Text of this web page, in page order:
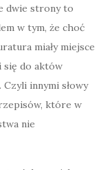
dwie strony to
w tym, że choć
miały miejsce
się do aktów
Czyli innymi słowy
które w
nie